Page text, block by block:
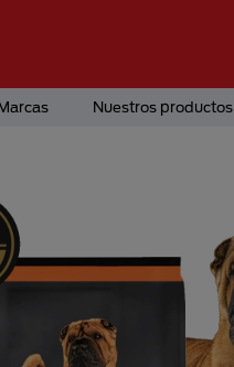
Nuestros productos